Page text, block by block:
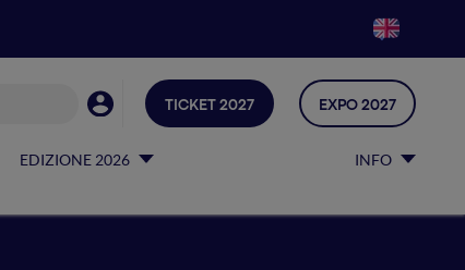
EDIZIONE 2026 INFO
TICKET 2027 EXPO 2027